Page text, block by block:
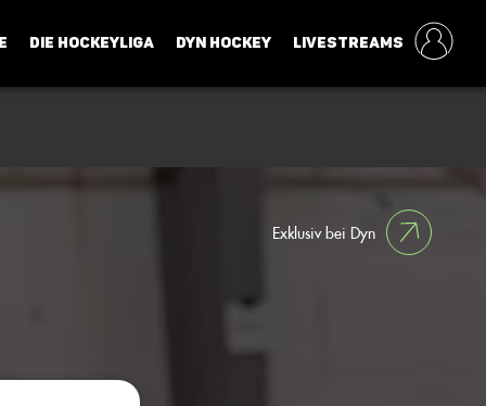
DIE HOCKEYLIGA DYN HOCKEY LIVESTREAMS
Exklusiv bei Dyn